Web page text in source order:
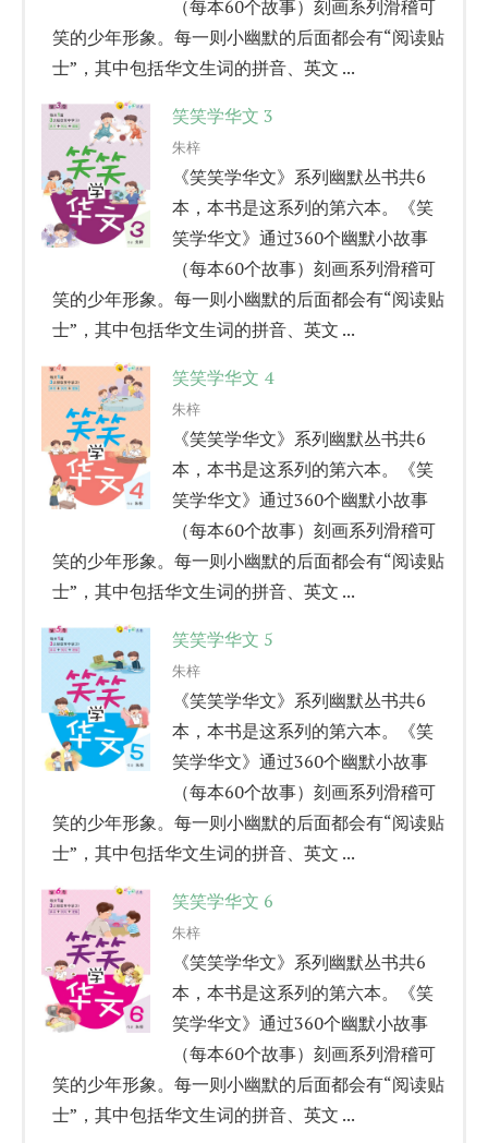
（每本60个故事）刻画系列滑稽可
笑的少年形象。每一则小幽默的后面都会有“阅读贴
士”，其中包括华文生词的拼音、英文 ...
笑笑学华文 3
朱梓
《笑笑学华文》系列幽默丛书共6
本，本书是这系列的第六本。《笑
笑学华文》通过360个幽默小故事
（每本60个故事）刻画系列滑稽可
笑的少年形象。每一则小幽默的后面都会有“阅读贴
士”，其中包括华文生词的拼音、英文 ...
笑笑学华文 4
朱梓
《笑笑学华文》系列幽默丛书共6
本，本书是这系列的第六本。《笑
笑学华文》通过360个幽默小故事
（每本60个故事）刻画系列滑稽可
笑的少年形象。每一则小幽默的后面都会有“阅读贴
士”，其中包括华文生词的拼音、英文 ...
笑笑学华文 5
朱梓
《笑笑学华文》系列幽默丛书共6
本，本书是这系列的第六本。《笑
笑学华文》通过360个幽默小故事
（每本60个故事）刻画系列滑稽可
笑的少年形象。每一则小幽默的后面都会有“阅读贴
士”，其中包括华文生词的拼音、英文 ...
笑笑学华文 6
朱梓
《笑笑学华文》系列幽默丛书共6
本，本书是这系列的第六本。《笑
笑学华文》通过360个幽默小故事
（每本60个故事）刻画系列滑稽可
笑的少年形象。每一则小幽默的后面都会有“阅读贴
士”，其中包括华文生词的拼音、英文 ...